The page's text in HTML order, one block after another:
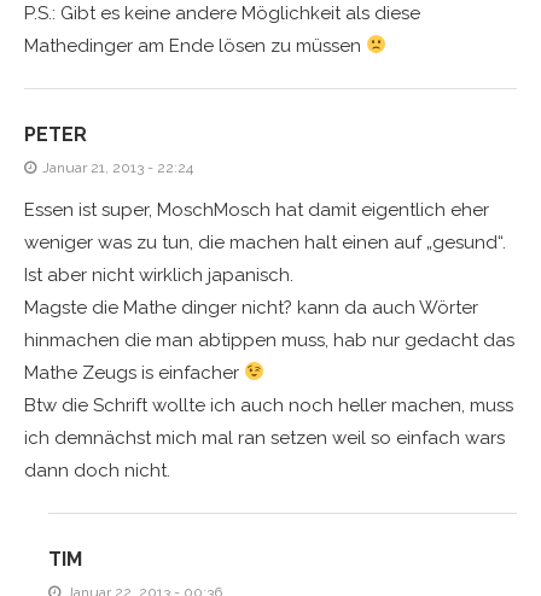
P.S.: Gibt es keine andere Möglichkeit als diese
Mathedinger am Ende lösen zu müssen
PETER
Januar 21, 2013 - 22:24
Essen ist super, MoschMosch hat damit eigentlich eher
weniger was zu tun, die machen halt einen auf „gesund“.
Ist aber nicht wirklich japanisch.
Magste die Mathe dinger nicht? kann da auch Wörter
hinmachen die man abtippen muss, hab nur gedacht das
Mathe Zeugs is einfacher
Btw die Schrift wollte ich auch noch heller machen, muss
ich demnächst mich mal ran setzen weil so einfach wars
dann doch nicht.
TIM
Januar 22, 2013 - 00:36